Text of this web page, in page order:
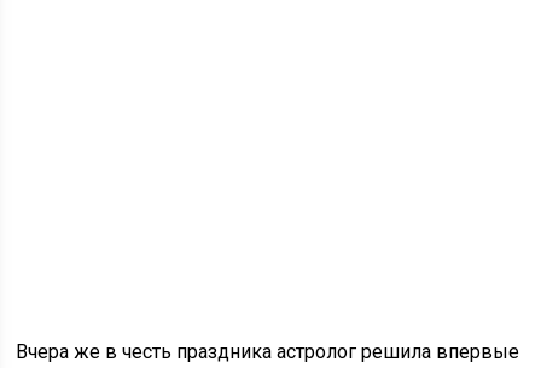
Вчера же в честь праздника астролог решила впервые